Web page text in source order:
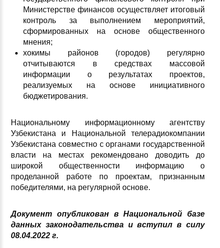
Министерстве финансов осуществляет итоговый
контроль за выполнением мероприятий,
сформированных на основе общественного
мнения;
хокимы районов (городов) регулярно
отчитываются в средствах массовой
информации о результатах проектов,
реализуемых на основе инициативного
бюджетирования.
Национальному информационному агентству
Узбекистана и Национальной телерадиокомпании
Узбекистана совместно с органами государственной
власти на местах рекомендовано доводить до
широкой общественности информацию о
проделанной работе по проектам, признанным
победителями, на регулярной основе.
Документ опубликован в Национальной базе
данных законодательства и вступил в силу
08.04.2022 г.